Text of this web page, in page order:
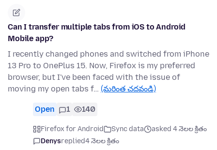
Can I transfer multiple tabs from iOS to Android
Mobile app?
I recently changed phones and switched from iPhone
13 Pro to OnePlus 15. Now, Firefox is my preferred
browser, but I've been faced with the issue of
moving my open tabs f… (మరింత చదవండి)
Open 1 140
Firefox for Android Sync data
asked 4 నెలల క్రితం
Denysreplied4 నెలల క్రితం